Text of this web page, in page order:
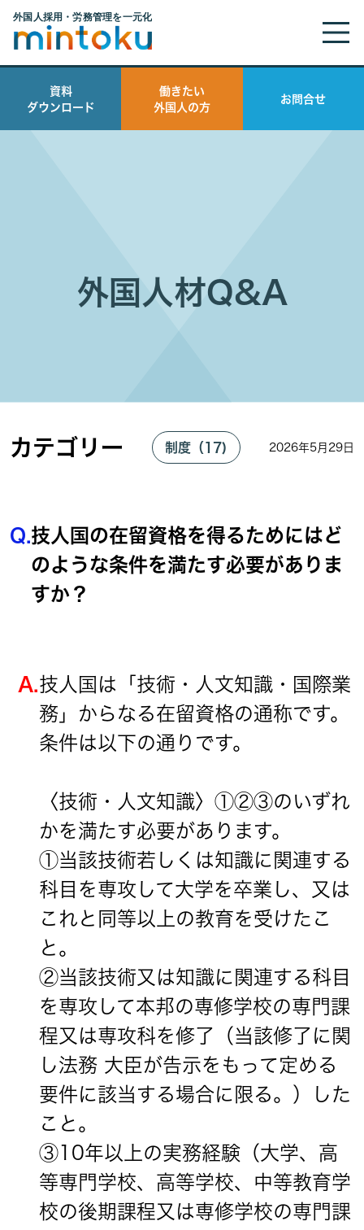
資料
ダウンロード
働きたい
外国人の方
お問合せ
外国人材Q&A
カテゴリー 制度（17) 2026年5月29日
Q.技人国の在留資格を得るためにはど
のような条件を満たす必要がありま
すか？
A.技人国は「技術・人文知識・国際業
務」からなる在留資格の通称です。
条件は以下の通りです。
〈技術・人文知識〉①②③のいずれ
かを満たす必要があります。
①当該技術若しくは知識に関連する
科目を専攻して大学を卒業し、又は
これと同等以上の教育を受けたこ
と。
②当該技術又は知識に関連する科目
を専攻して本邦の専修学校の専門課
程又は専攻科を修了（当該修了に関
し法務 大臣が告示をもって定める
要件に該当する場合に限る。）した
こと。
③10年以上の実務経験（大学、高
等専門学校、高等学校、中等教育学
校の後期課程又は専修学校の専門課